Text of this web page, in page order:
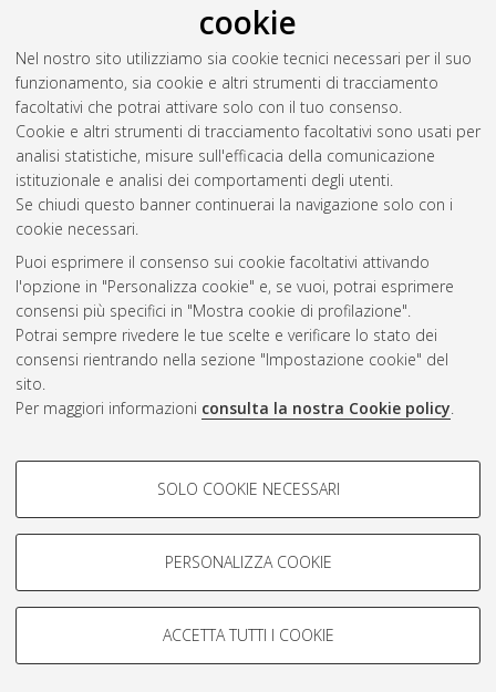
cookie
Nel nostro sito utilizziamo sia cookie tecnici necessari per il suo
funzionamento, sia cookie e altri strumenti di tracciamento
facoltativi che potrai attivare solo con il tuo consenso.
Cookie e altri strumenti di tracciamento facoltativi sono usati per
analisi statistiche, misure sull'efficacia della comunicazione
istituzionale e analisi dei comportamenti degli utenti.
Se chiudi questo banner continuerai la navigazione solo con i
cookie necessari.
Puoi esprimere il consenso sui cookie facoltativi attivando
l'opzione in "Personalizza cookie" e, se vuoi, potrai esprimere
consensi più specifici in "Mostra cookie di profilazione".
Potrai sempre rivedere le tue scelte e verificare lo stato dei
consensi rientrando nella sezione "Impostazione cookie" del
sito.
Per maggiori informazioni consulta la nostra Cookie policy.
COOKIE DI PROFILAZIONE -
Si tratta di cookie utilizzati per analizzare le caratteristiche della
navigazione degli utenti, creare profili in base al loro comportamento
Mostra cookie di profilazione
COOKIE TECNICI - NECESSARI
SOLO COOKIE NECESSARI
PERSONALIZZA COOKIE
ACCETTA TUTTI I COOKIE
Gestione del documento:
Atom
Rss 1.0
Rss 2.0
AMS Laurea
Impostazioni Cookie
Informativa sulla privacy
Condizioni d’uso del sito